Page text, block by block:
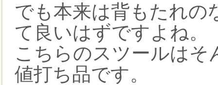
でも本来は背もたれの
て良いはずですよね。
こちらのスツールはそ
値打ち品です。